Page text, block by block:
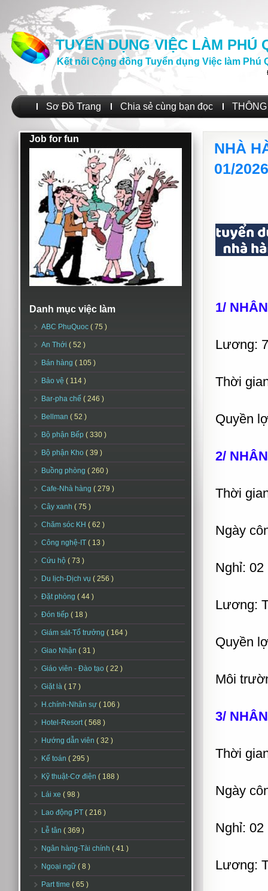
TUYỂN DỤNG VIỆC LÀM PHÚ
Kết nối Cộng đồng Tuyển dụng Việc làm Phú
Sơ Đồ Trang Chia sẻ cùng bạn đọc
Job for fun
Danh mục việc làm
ABC PhuQuoc ( 75 )
An Thới ( 52 )
Bán hàng ( 105 )
Bảo vệ ( 114 )
Bar-pha chế ( 246 )
Bellman ( 52 )
Bộ phận Bếp ( 330 )
Bộ phận Kho ( 39 )
Buồng phòng ( 260 )
Cafe-Nhà hàng ( 279 )
Cây xanh ( 75 )
Chăm sóc KH ( 62 )
Công nghệ-IT ( 13 )
Cứu hộ ( 73 )
Du lịch-Dịch vụ ( 256 )
Đặt phòng ( 44 )
Đón tiếp ( 18 )
Giám sát-Tổ trưởng ( 164 )
Giao Nhận ( 31 )
Giáo viên - Đào tạo ( 22 )
Giặt là ( 17 )
H.chính-Nhân sự ( 106 )
Hotel-Resort( 568 )
Hướng dẫn viên ( 32 )
Kế toán ( 295 )
Kỹ thuật-Cơ điện ( 188 )
Lái xe ( 98 )
Lao động PT ( 216 )
Lễ tân ( 369 )
Ngân hàng-Tài chính ( 41 )
Ngoại ngữ ( 8 )
Part time ( 65 )
NHÀ
01/2026
1/
Lương:
Thời
Quyền
2/
Thời
Ngày
Nghỉ: 02
Lương:
Quyền
Môi
3/
Thời
Ngày
Nghỉ: 02
Lương: